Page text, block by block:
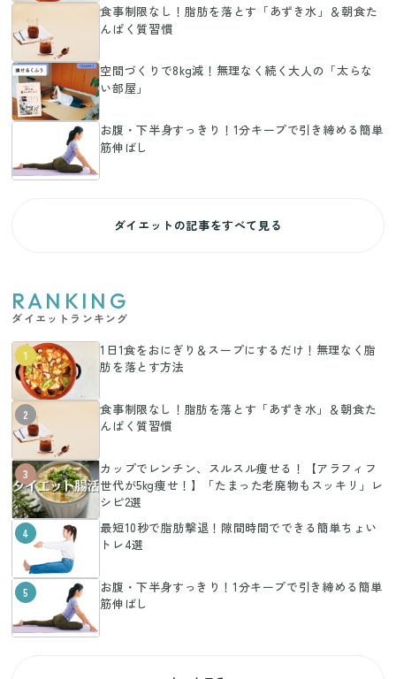
食事制限なし！脂肪を落とす「あずき水」＆朝食た
んぱく質習慣
空間づくりで8kg減！無理なく続く大人の「太らな
い部屋」
お腹・下半身すっきり！1分キープで引き締める簡単
筋伸ばし
ダイエットの記事をすべて見る
RANKING
ダイエットランキング
1
1日1食をおにぎり＆スープにするだけ！無理なく脂
肪を落とす方法
2
食事制限なし！脂肪を落とす「あずき水」＆朝食た
んぱく質習慣
3
カップでレンチン、スルスル痩せる！【アラフィフ
世代が5kg痩せ！】「たまった老廃物もスッキリ」レ
シピ2選
4
最短10秒で脂肪撃退！隙間時間でできる簡単ちょい
トレ4選
5
お腹・下半身すっきり！1分キープで引き締める簡単
筋伸ばし